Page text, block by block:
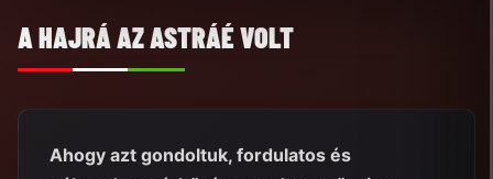
A HAJRÁ AZ ASTRÁÉ VOLT
Ahogy azt gondoltuk, fordulatos és